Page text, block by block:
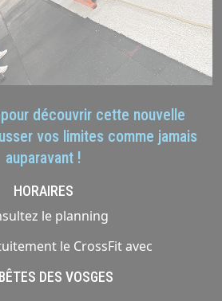
découvrir cette nouvelle
vos limites comme jamais
auparavant !
HORAIRES
le planning
le CrossFit avec
DES VOSGES